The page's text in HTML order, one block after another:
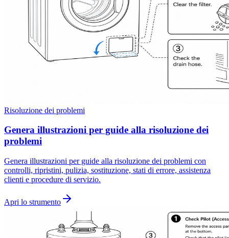
Risoluzione dei problemi
Genera illustrazioni per guide alla risoluzione dei
problemi
Genera illustrazioni per guide alla risoluzione dei problemi con
controlli, ripristini, pulizia, sostituzione, stati di errore, assistenza
clienti e procedure di servizio.
Apri lo strumento